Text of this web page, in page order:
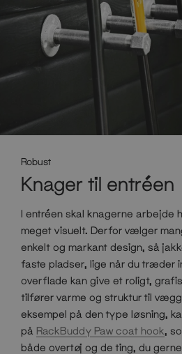
Robust
Knager til entréen
I entréen skal knagerne arbejde
meget visuelt. Derfor vælger
enkelt og markant design, så
faste pladser, lige når du træder
overflade kan give et roligt,
tilfører varme og struktur til
eksempel på den type løsning,
på RackBuddy Paw coat hook,
både overtøj og de ting, du